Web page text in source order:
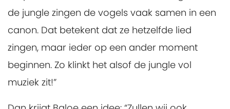
de jungle zingen de vogels vaak samen in een
canon. Dat betekent dat ze hetzelfde lied
zingen, maar ieder op een ander moment
beginnen. Zo klinkt het alsof de jungle vol
muziek zit!”